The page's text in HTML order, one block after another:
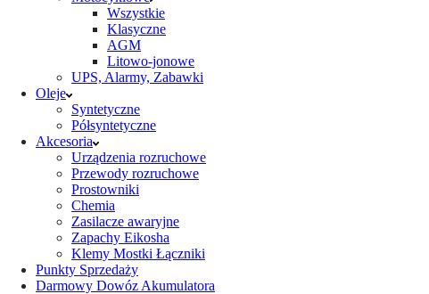
Wszystkie
Klasyczne
AGM
Litowo-jonowe
UPS, Alarmy, Zabawki
Oleje
Syntetyczne
Półsyntetyczne
Akcesoria
Urządzenia rozruchowe
Przewody rozruchowe
Prostowniki
Chemia
Zasilacze awaryjne
Zapachy Eikosha
Klemy Mostki Łączniki
Punkty Sprzedaży
Darmowy Dowóz Akumulatora